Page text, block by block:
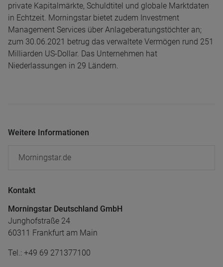
private Kapitalmärkte, Schuldtitel und globale Marktdaten
in Echtzeit. Morningstar bietet zudem Investment
Management Services über Anlageberatungstöchter an;
zum 30.06.2021 betrug das verwaltete Vermögen rund 251
Milliarden US-Dollar. Das Unternehmen hat
Niederlassungen in 29 Ländern.
Weitere Informationen
Morningstar.de
Kontakt
Morningstar Deutschland GmbH
Junghofstraße 24
60311 Frankfurt am Main
Tel.: +49 69 271377100